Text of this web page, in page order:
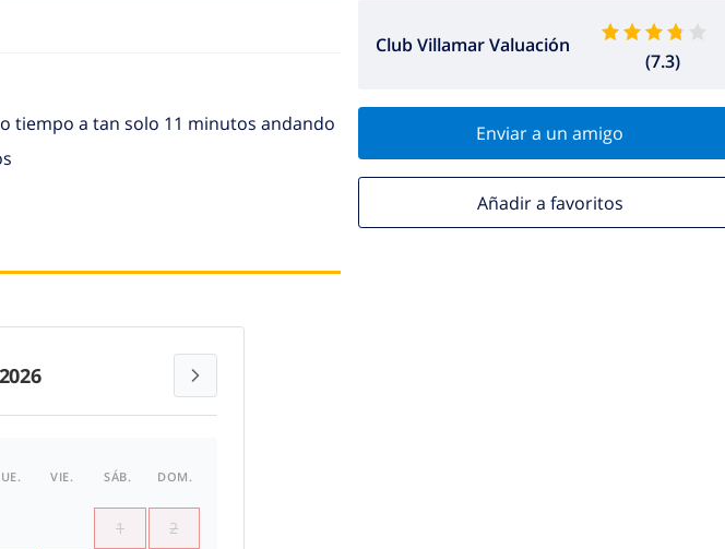
Club Villamar Valuación
(7.3)
Enviar a un amigo
Añadir a favoritos
tiempo a tan solo 11 minutos andando
VIE. SÁB. DOM.
1 2